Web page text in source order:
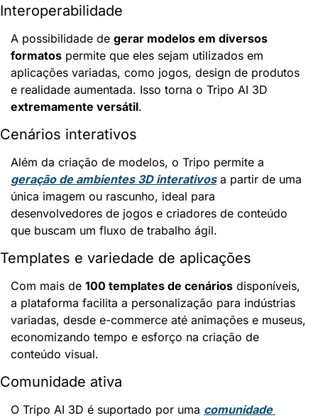
Interoperabilidade
A possibilidade de gerar modelos em diversos
formatos permite que eles sejam utilizados em
aplicações variadas, como jogos, design de produtos
extremamente versátil.
Cenários interativos
geração de ambientes 3D interativos a partir de uma
única imagem ou rascunho, ideal para
desenvolvedores de jogos e criadores de conteúdo
que buscam um fluxo de trabalho ágil.
Templates e variedade de aplicações
Com mais de 100 templates de cenários disponíveis,
a plataforma facilita a personalização para indústrias
variadas, desde e-commerce até animações e museus,
economizando tempo e esforço na criação de
conteúdo visual.
Comunidade ativa
O Tripo AI 3D é suportado por uma comunidade